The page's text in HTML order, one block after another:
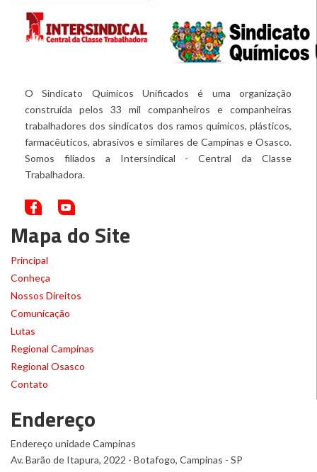
O Sindicato Químicos Unificados é uma organização
construída pelos 33 mil companheiros e companheiras
trabalhadores dos sindicatos dos ramos químicos, plásticos,
farmacêuticos, abrasivos e similares de Campinas e Osasco.
Somos filiados a Intersindical - Central da Classe
Trabalhadora.
Mapa do Site
Principal
Conheça
Nossos Direitos
Comunicação
Lutas
Regional Campinas
Regional Osasco
Contato
Endereço
Endereço unidade Campinas
Av. Barão de Itapura, 2022 - Botafogo, Campinas - SP